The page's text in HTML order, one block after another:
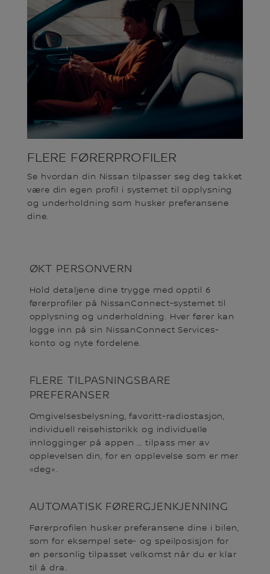
FLERE FØRERPROFILER
Se hvordan din Nissan tilpasser seg deg takket
være din egen profil i systemet til opplysning
og underholdning som husker preferansene
dine.
ØKT PERSONVERN
Hold detaljene dine trygge med opptil 6
førerprofiler på NissanConnect-systemet til
opplysning og underholdning. Hver fører kan
logge inn på sin NissanConnect Services-
konto og nyte fordelene.
FLERE TILPASNINGSBARE
PREFERANSER
Omgivelsesbelysning, favoritt-radiostasjon,
individuell reisehistorikk og individuelle
innlogginger på appen … tilpass mer av
opplevelsen din, for en opplevelse som er mer
«deg».
AUTOMATISK FØRERGJENKJENNING
Førerprofilen husker preferansene dine i bilen,
som for eksempel sete- og speilposisjon for
en personlig tilpasset velkomst når du er klar
til å dra.